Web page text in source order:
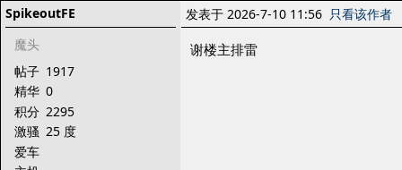
SpikeoutFE
魔头
帖子 1917
精华 0
积分 2295
激骚 25 度
爱车
发表于 2026-7-10 11:56 只看该作者
谢楼主排雷